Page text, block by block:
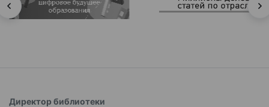
Директор библиотеки